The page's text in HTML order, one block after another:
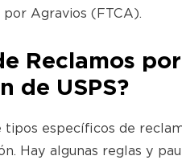
Agravios (FTCA).
Reclamos
de USPS?
específicos de
Hay algunas reglas y